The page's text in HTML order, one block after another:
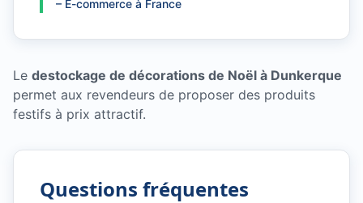
– E-commerce à France
Le destockage de décorations de Noël à Dunkerque
permet aux revendeurs de proposer des produits
festifs à prix attractif.
Questions fréquentes